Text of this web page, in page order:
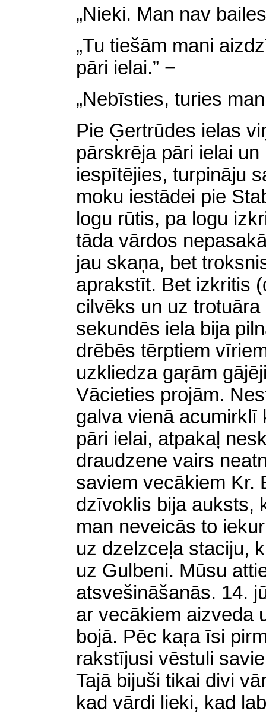
„Nieki. Man nav
„Tu tiešām mani
pāri ielai.” −
„Nebīsties, turies
Pie Ģertrūdes ielas
pārskrēja pāri ielai
iespītējies, turpināju
moku iestādei pie
logu rūtis, pa logu
tāda vārdos
jau skaņa, bet
aprakstīt. Bet izkritis
cilvēks un uz
sekundēs iela bija
drēbēs tērptiem
uzkliedza gaŗām
Vācieties projām.
galva vienā acumirklī
pāri ielai, atpakaļ
draudzene vairs
saviem vecākiem Kr.
dzīvoklis bija auksts,
man neveicās to
uz dzelzceļa staciju,
uz Gulbeni. Mūsu
atsvešināšanās. 14.
ar vecākiem aizveda
bojā. Pēc kaŗa īsi
rakstījusi vēstuli
Tajā bijuši tikai divi
kad vārdi lieki, kad